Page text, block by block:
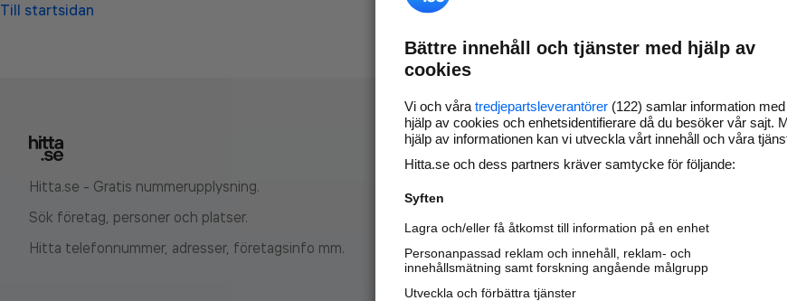
Till startsidan
Hitta.se - Gratis nummerupplysning.
Sök företag, personer och platser.
Hitta telefonnummer, adresser, företagsinfo mm.
Marknadsför företaget på
nya kunder och
samarbetspartners nära dig.
Läs mer här
Bättre innehåll och tjänster med hjälp av
cookies
Vi och våra tredjepartsleverantörer (122) samlar information med
hjälp av cookies och enhetsidentifierare då du besöker vår sajt.
hjälp av informationen kan vi utveckla vårt innehåll och våra
Hitta.se och dess partners kräver samtycke för följande:
Syften
Lagra och/eller få åtkomst till information på en enhet
Personanpassad reklam och innehåll, reklam- och
innehållsmätning samt forskning angående målgrupp
Utveckla och förbättra tjänster